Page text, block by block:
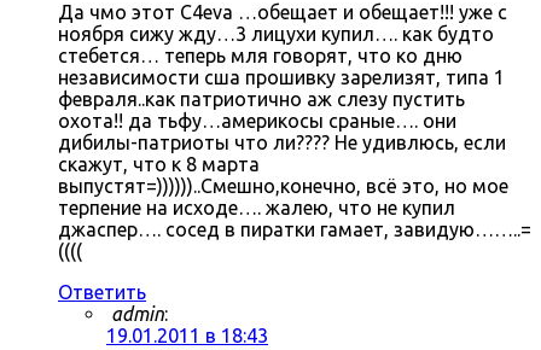
Да чмо этот C4eva …обещает и обещает!!! уже с
ноября сижу жду…3 лицухи купил…. как будто
стебется… теперь мля говорят, что ко дню
независимости сша прошивку зарелизят, типа 1
февраля..как патриотично аж слезу пустить
охота!! да тьфу…америкосы сраные…. они
дибилы-патриоты что ли???? Не удивлюсь, если
скажут, что к 8 марта
выпустят=))))))..Смешно,конечно, всё это, но мое
терпение на исходе…. жалею, что не купил
джаспер…. сосед в пиратки гамает, завидую……..=
((((
Ответить
admin:
19.01.2011 в 18:43